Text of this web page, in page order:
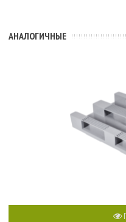
АНАЛОГИЧНЫЕ